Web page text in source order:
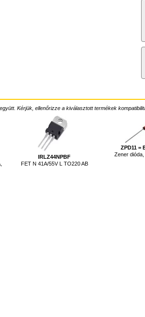
Kérjük, ellenőrizze a kiválasztott termékek
IRLZ44NPBF
FET N 41A/55V L TO220 AB
ZPD11 =
Zener dióda,